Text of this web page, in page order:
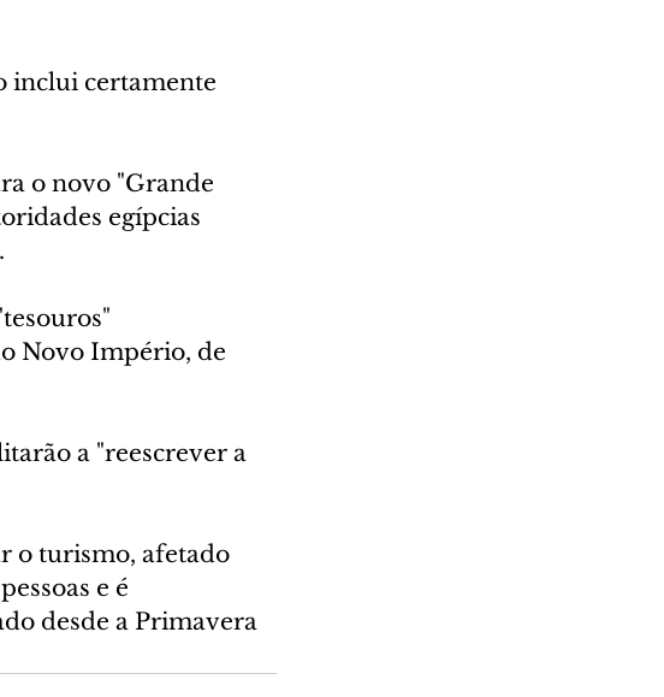
inclui certamente
o novo "Grande
egípcias
Novo Império, de
a "reescrever a
o turismo, afetado
e é
desde a Primavera